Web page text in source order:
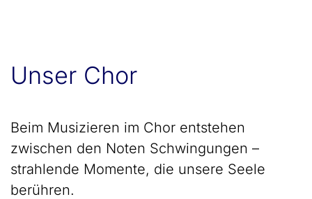
Unser Chor
Beim Musizieren im Chor entstehen
zwischen den Noten Schwingungen –
strahlende Momente, die unsere Seele
berühren.